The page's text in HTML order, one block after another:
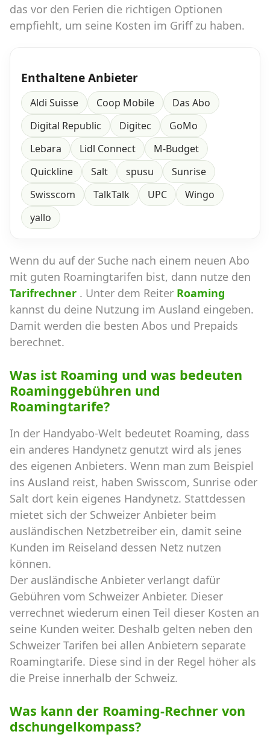
das vor den Ferien die richtigen Optionen
empfiehlt, um seine Kosten im Griff zu haben.
Enthaltene Anbieter
Aldi Suisse Coop Mobile
Das Abo
Digital Republic
Digitec
GoMo
Lebara
Lidl Connect
M-Budget
Quickline
Salt spusu
Sunrise
Swisscom
TalkTalk UPC
Wingo
yallo
Wenn du auf der Suche nach einem neuen Abo
mit guten Roamingtarifen bist, dann nutze den
Tarifrechner . Unter dem Reiter Roaming
kannst du deine Nutzung im Ausland eingeben.
Damit werden die besten Abos und Prepaids
berechnet.
Was ist Roaming und was bedeuten
Roaminggebühren und
Roamingtarife?
In der Handyabo-Welt bedeutet Roaming, dass
ein anderes Handynetz genutzt wird als jenes
des eigenen Anbieters. Wenn man zum Beispiel
ins Ausland reist, haben Swisscom, Sunrise oder
Salt dort kein eigenes Handynetz. Stattdessen
mietet sich der Schweizer Anbieter beim
ausländischen Netzbetreiber ein, damit seine
Kunden im Reiseland dessen Netz nutzen
können.
Der ausländische Anbieter verlangt dafür
Gebühren vom Schweizer Anbieter. Dieser
verrechnet wiederum einen Teil dieser Kosten an
seine Kunden weiter. Deshalb gelten neben den
Schweizer Tarifen bei allen Anbietern separate
Roamingtarife. Diese sind in der Regel höher als
die Preise innerhalb der Schweiz.
Was kann der Roaming-Rechner von
dschungelkompass?